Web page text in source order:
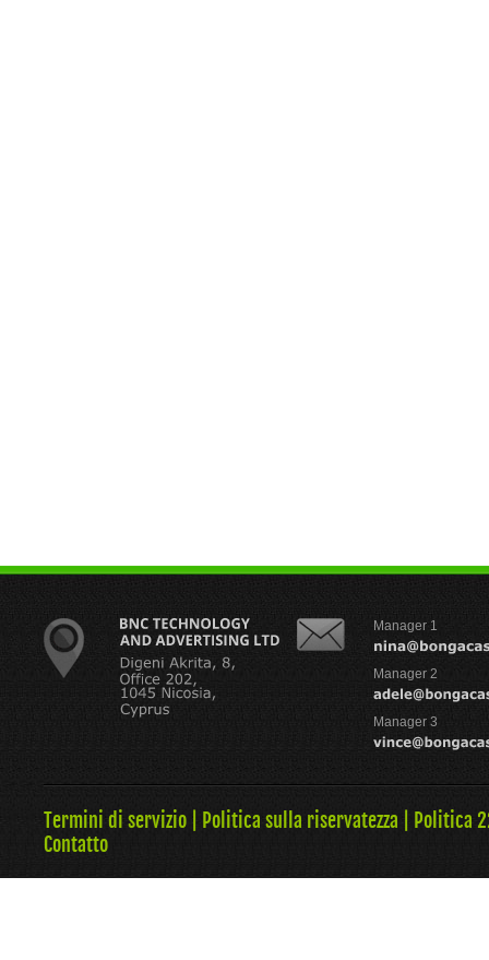
Manager 1
Manager 2
Manager 3
Termini di servizio Politica sulla riservatezza
Politica
Contatto